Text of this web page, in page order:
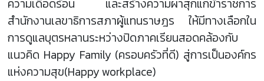
ความเดือดร้อน และสร้างความผาสุกแก่ข้าราชการ
สำนักงานเลขาธิการสภาผู้แทนราษฎร ให้มีทางเลือกใน
การดูแลบุตรหลานระหว่างปิดภาคเรียนสอดคล้องกับ
แนวคิด Happy Family (ครอบครัวที่ดี) สู่การเป็นองค์กร
แห่งความสุข(Happy workplace)